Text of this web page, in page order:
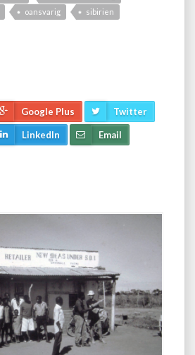
oansvarig
sibirien
Google Plus Twitter
LinkedIn Email